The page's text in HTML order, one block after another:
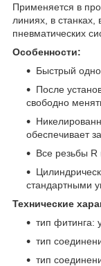
Применяется в
линиях, в
пневматических
Особенности:
Быстрый
После
свободно
обеспечивает
Все резьбы R
стандартными
Технические
тип фитинга:
тип
тип